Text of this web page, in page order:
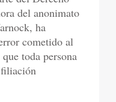
del anonimato
ha
cometido al
toda persona
filiación